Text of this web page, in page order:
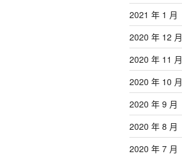
2021 年 1 月
2020 年 12 月
2020 年 11 月
2020 年 10 月
2020 年 9 月
2020 年 8 月
2020 年 7 月